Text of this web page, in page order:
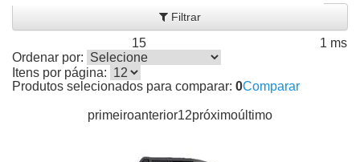
Filtrar
15
1 ms
Ordenar por:
Itens por página:
Produtos selecionados para comparar: 0Comparar
primeiroanterior12próximoúltimo